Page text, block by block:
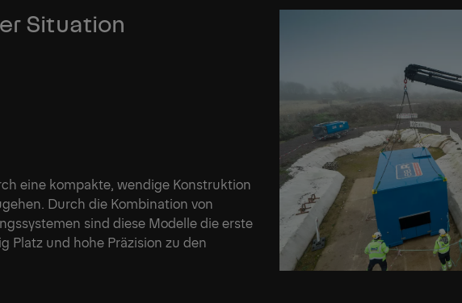
Situation
eine kompakte, wendige Konstruktion
Durch die Kombination von
sind diese Modelle die erste
Platz und hohe Präzision zu den